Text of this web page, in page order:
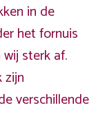
in de
het fornuis
sterk af.
zijn
verschillende